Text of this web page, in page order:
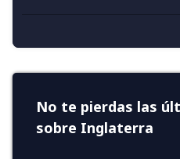
No te pierdas las
sobre Inglaterra